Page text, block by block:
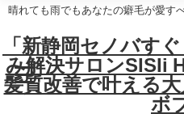
晴れても雨でもあなたの癖毛が愛す
「新静岡セノバす
み解決サロンSISIi
髪質改善で叶える
ボ